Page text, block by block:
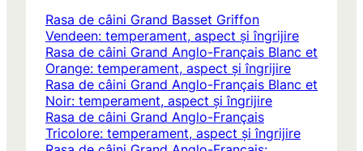
Rasa de câini Grand Basset Griffon
Vendeen: temperament, aspect și îngrijire
Rasa de câini Grand Anglo-Français Blanc et
Orange: temperament, aspect și îngrijire
Rasa de câini Grand Anglo-Français Blanc et
Noir: temperament, aspect și îngrijire
Rasa de câini Grand Anglo-Français
Tricolore: temperament, aspect și îngrijire